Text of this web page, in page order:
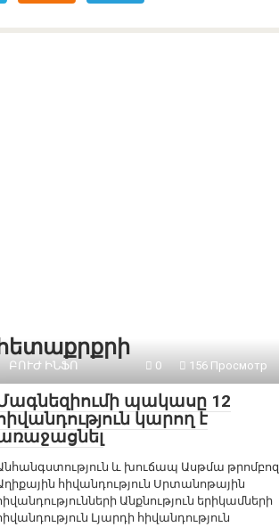
ԲՈՒԺ ԻՆՖՈ 0 156 Просмотр
պակասը 12
կարող է
և խուճապ Ասթմա թրոմբոզ
հիվանդություն Սրտանոթային
Անքնություն երիկամների
Լյարդի հիվանդություն